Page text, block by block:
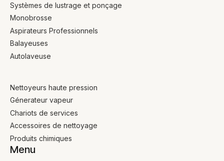
Systèmes de lustrage et ponçage
Monobrosse
Aspirateurs Professionnels
Balayeuses
Autolaveuse
Nettoyeurs haute pression
Génerateur vapeur
Chariots de services
Accessoires de nettoyage
Produits chimiques
Menu